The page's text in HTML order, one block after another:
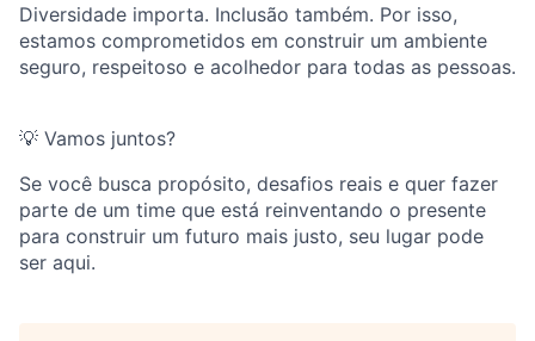
Diversidade importa. Inclusão também. Por isso,
estamos comprometidos em construir um ambiente
seguro, respeitoso e acolhedor para todas as pessoas.
💡 Vamos juntos?
Se você busca propósito, desafios reais e quer fazer
parte de um time que está reinventando o presente
para construir um futuro mais justo, seu lugar pode
ser aqui.